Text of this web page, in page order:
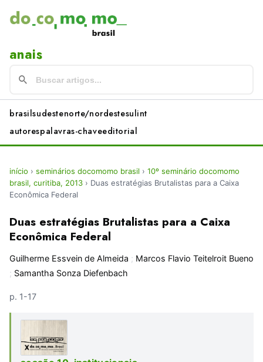
anais
brasilsudestenorte/nordestesulint
autorespalavras-chaveeditorial
início › seminários docomomo brasil › 10º seminário docomomo
brasil, curitiba, 2013 › Duas estratégias Brutalistas para a Caixa
Econômica Federal
Duas estratégias Brutalistas para a Caixa
Econômica Federal
Guilherme Essvein de Almeida ; Marcos Flavio Teitelroit Bueno
; Samantha Sonza Diefenbach
p. 1-17